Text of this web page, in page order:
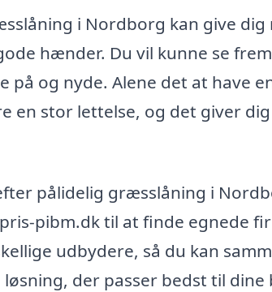
i Nordborg kan give dig
hænder. Du vil kunne se
på og nyde. Alene det at have
en stor lettelse, og det giver
pålidelig græsslåning i
pibm.dk til at finde egnede
udbydere, så du kan
der passer bedst til